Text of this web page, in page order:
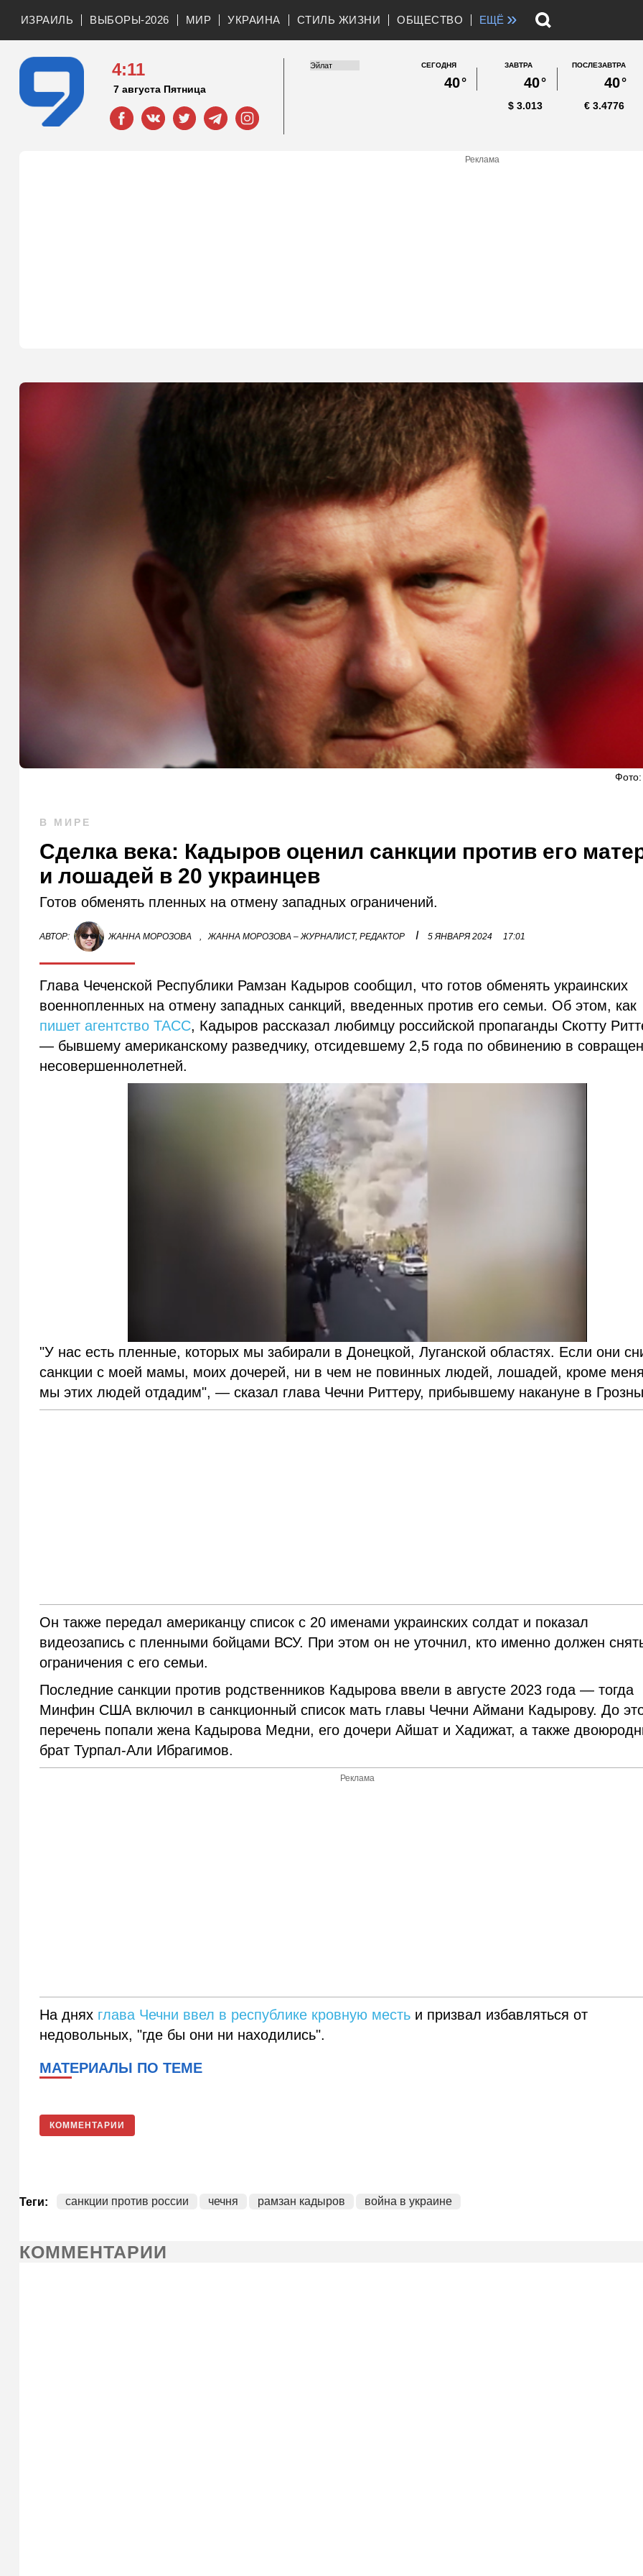
ИЗРАИЛЬ ВЫБОРЫ-2026 МИР УКРАИНА СТИЛЬ ЖИЗНИ ОБЩЕСТВО ЕЩЁ »
4:11
7 августа Пятница
СЕГОДНЯ
40°
ЗАВТРА
40°
ПОСЛЕЗАВТРА
40°
3.013
$ 3.4776
€
Реклама
Фото:
В МИРЕ
Сделка века: Кадыров оценил санкции против его
и лошадей в 20 украинцев
Готов обменять пленных на отмену западных ограничений.
АВТОР: ЖАННА МОРОЗОВА , ЖАННА МОРОЗОВА – ЖУРНАЛИСТ, РЕДАКТОР I 5 ЯНВАРЯ 2024 17:01
Глава Чеченской Республики Рамзан Кадыров сообщил, что готов обменять украинских
военнопленных на отмену западных санкций, введенных против его семьи. Об этом, как
пишет агентство ТАСС, Кадыров рассказал любимцу российской пропаганды Скотту
— бывшему американскому разведчику, отсидевшему 2,5 года по обвинению в
несовершеннолетней.
"У нас есть пленные, которых мы забирали в Донецкой, Луганской областях. Если они
санкции с моей мамы, моих дочерей, ни в чем не повинных людей, лошадей, кроме
мы этих людей отдадим", — сказал глава Чечни Риттеру, прибывшему накануне в
Он также передал американцу список с 20 именами украинских солдат и показал
видеозапись с пленными бойцами ВСУ. При этом он не уточнил, кто именно должен
ограничения с его семьи.
Последние санкции против родственников Кадырова ввели в августе 2023 года — тогда
Минфин США включил в санкционный список мать главы Чечни Аймани Кадырову. До
перечень попали жена Кадырова Медни, его дочери Айшат и Хадижат, а также
брат Турпал-Али Ибрагимов.
Реклама
На днях глава Чечни ввел в республике кровную месть и призвал избавляться от
недовольных, "где бы они ни находились".
МАТЕРИАЛЫ ПО ТЕМЕ
КОММЕНТАРИИ
Теги: санкции против россии чечня рамзан кадыров война в украине
КОММЕНТАРИИ